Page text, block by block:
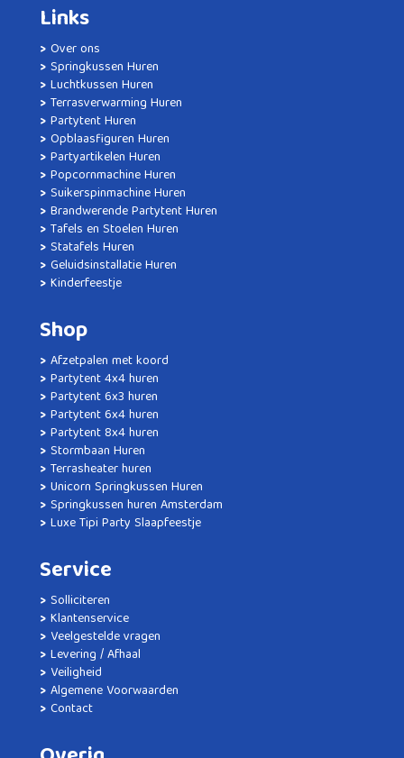
Links
Over ons
Springkussen Huren
Luchtkussen Huren
Terrasverwarming Huren
Partytent Huren
Opblaasfiguren Huren
Partyartikelen Huren
Popcornmachine Huren
Suikerspinmachine Huren
Brandwerende Partytent Huren
Tafels en Stoelen Huren
Statafels Huren
Geluidsinstallatie Huren
Kinderfeestje
Shop
Afzetpalen met koord
Partytent 4x4 huren
Partytent 6x3 huren
Partytent 6x4 huren
Partytent 8x4 huren
Stormbaan Huren
Terrasheater huren
Unicorn Springkussen Huren
Springkussen huren Amsterdam
Luxe Tipi Party Slaapfeestje
Service
Solliciteren
Klantenservice
Veelgestelde vragen
Levering / Afhaal
Veiligheid
Algemene Voorwaarden
Contact